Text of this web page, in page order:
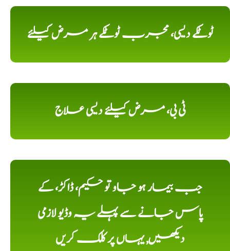
ٹوٹکے دیسی، مجرب ٹوٹکے ہر مرض کیلئے
ٹی بی، مرض کیلئے دیسی علاج
جب بیمار ہو جاو تو حکیم، ڈاکڑ، کے
پاس جانے سے پہلے یہ وڈیو لازمی
دیکھیں, یہاں پر کلک کریں